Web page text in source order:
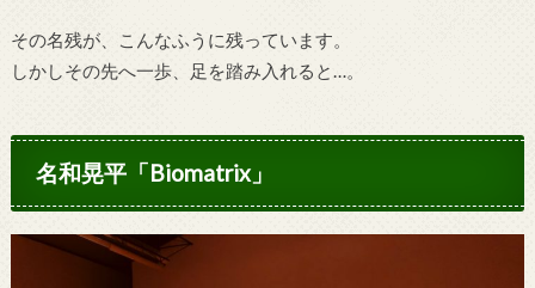
その名残が、こんなふうに残っています。
しかしその先へ一歩、足を踏み入れると…。
名和晃平「Biomatrix」